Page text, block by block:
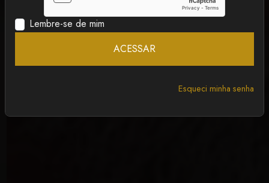
ANCAPSU
Lembre-se de mim
ACESSAR
Esqueci minha senha